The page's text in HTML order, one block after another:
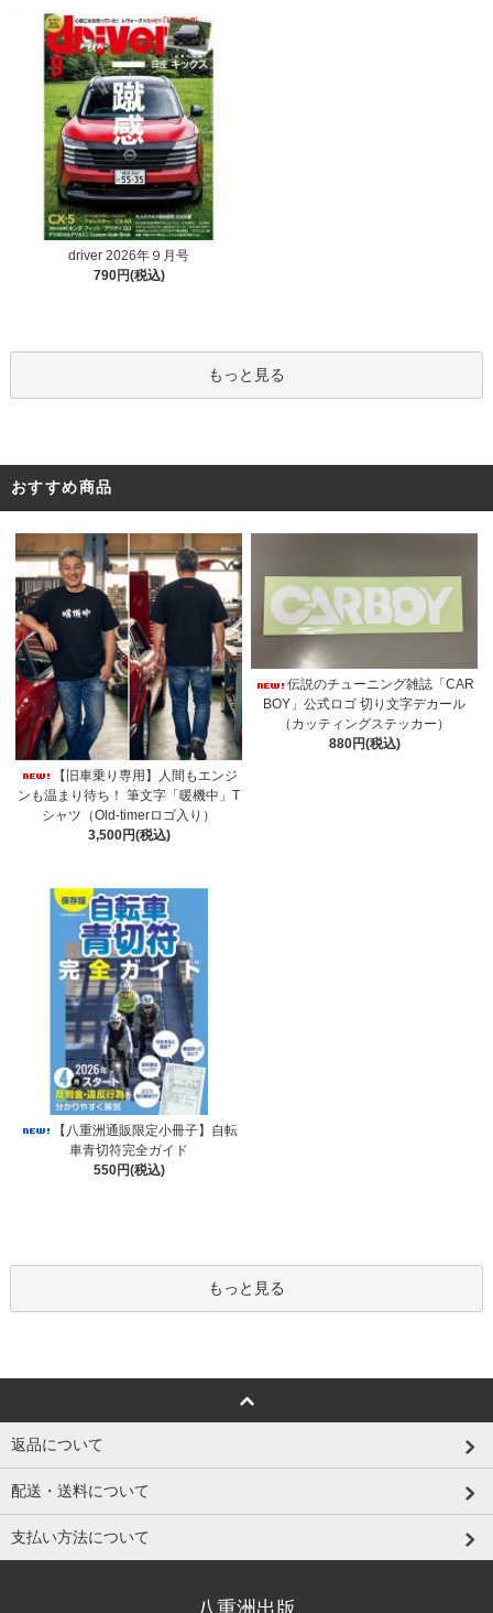
driver 2026年９月号
790円(税込)
もっと見る
おすすめ商品
【旧車乗り専用】人間もエンジ
ンも温まり待ち！ 筆文字「暖機中」T
シャツ（Old-timerロゴ入り）
3,500円(税込)
伝説のチューニング雑誌「CAR
BOY」公式ロゴ 切り文字デカール
（カッティングステッカー）
880円(税込)
【八重洲通販限定小冊子】自転
車青切符完全ガイド
550円(税込)
もっと見る
返品について
配送・送料について
支払い方法について